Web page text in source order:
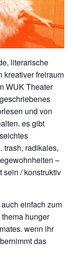
literarische
kreativer freiraum
WUK Theater
und von
es gibt
trash, radikales,
–
sein / konstruktiv
einfach zum
hunger
wenn ihr
das